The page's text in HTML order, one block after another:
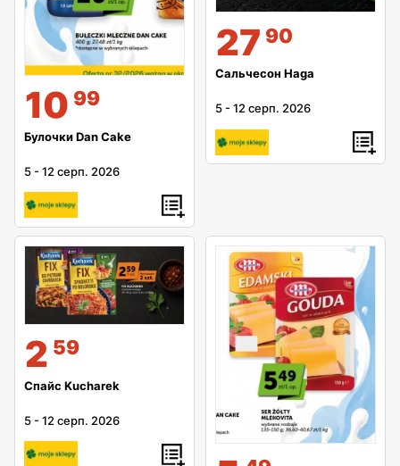
10 99
Булочки Dan Cake
5 -12 серп. 2026
27 90
Сальчесон Haga
5 -12 серп. 2026
2 59
Спайс Kucharek
5 -12 серп. 2026